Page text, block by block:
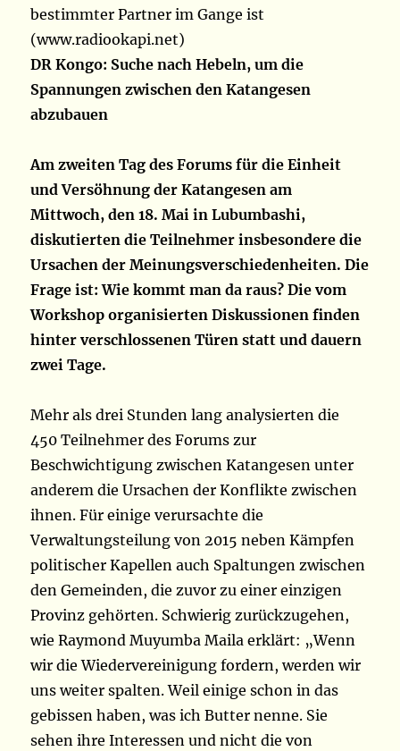
bestimmter Partner im Gange ist
(www.radiookapi.net)
DR Kongo: Suche nach Hebeln, um die
Spannungen zwischen den Katangesen
abzubauen
Am zweiten Tag des Forums für die Einheit
und Versöhnung der Katangesen am
Mittwoch, den 18. Mai in Lubumbashi,
diskutierten die Teilnehmer insbesondere die
Ursachen der Meinungsverschiedenheiten. Die
Frage ist: Wie kommt man da raus? Die vom
Workshop organisierten Diskussionen finden
hinter verschlossenen Türen statt und dauern
zwei Tage.
Mehr als drei Stunden lang analysierten die
450 Teilnehmer des Forums zur
Beschwichtigung zwischen Katangesen unter
anderem die Ursachen der Konflikte zwischen
ihnen. Für einige verursachte die
Verwaltungsteilung von 2015 neben Kämpfen
politischer Kapellen auch Spaltungen zwischen
den Gemeinden, die zuvor zu einer einzigen
Provinz gehörten. Schwierig zurückzugehen,
wie Raymond Muyumba Maila erklärt: „Wenn
wir die Wiedervereinigung fordern, werden wir
uns weiter spalten. Weil einige schon in das
gebissen haben, was ich Butter nenne. Sie
sehen ihre Interessen und nicht die von